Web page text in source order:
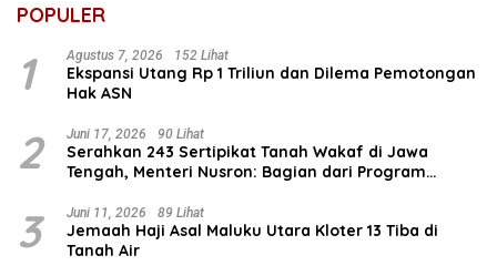
POPULER
1 Agustus 7, 2026 152 Lihat
Ekspansi Utang Rp 1 Triliun dan Dilema Pemotongan
Hak ASN
2 Juni 17, 2026 90 Lihat
Serahkan 243 Sertipikat Tanah Wakaf di Jawa
Tengah, Menteri Nusron: Bagian dari Program
Umat
3 Juni 11, 2026 89 Lihat
Jemaah Haji Asal Maluku Utara Kloter 13 Tiba di
Tanah Air